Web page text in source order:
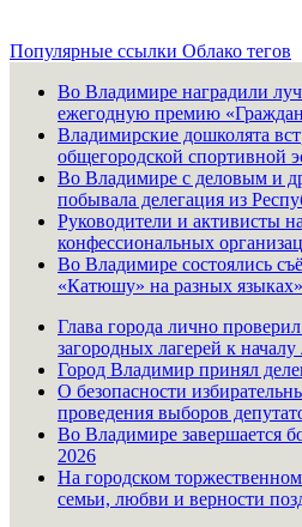
Популярные ссылки Облако тегов
Во Владимире наградили
ежегодную премию
Владимирские дошколята
общегородской спортивной
Во Владимире с деловым и
побывала делегация из
Руководители и активисты
конфессиональных
Во Владимире состоялись
«Катюшу» на разных языках»
Глава города лично
загородных лагерей к началу
Город Владимир принял
О безопасности
проведения выборов
Во Владимире завершается
2026
На городском
семьи, любви и верности